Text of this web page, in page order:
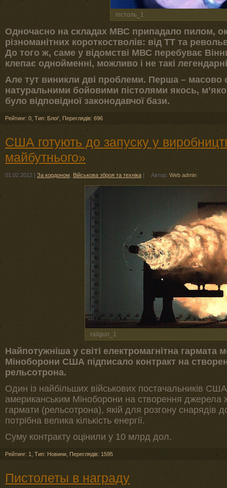
пістоль_1
Одночасно на складах МВС припадало пилом,
різноманітних короткостволів: від ТТ та
До того ж, саме у відомстві МВС перебуває
клепає однойменні, можливо і не такі
Але тут виникли дві проблеми. Перша – масово
натуральними бойовими пістолями якось,
було відповідної законодавчої бази.
Рейтинг: 0 Тип: Блоґ Переглядів: 696
США готують до запуску у
майбутнього»
01.02.2012 За кордоном Військова зброя та техніка Автор: Web admin
railgun_1
Найпотужніша у світі електромагнітна гармата
Міноборони США підписало контракт на
рельсотрона.
Один із найбільших військових постачальників
американським Міноборони на створення джерела
гармати (рельсотрона), якій для розгону снарядів
потрібна велика кількість енергії.
Суму контракту оцінили у 10 млрд дол.
Рейтинг: 1, Тип: Новини, Переглядів: 1595
Пистолеты в награду